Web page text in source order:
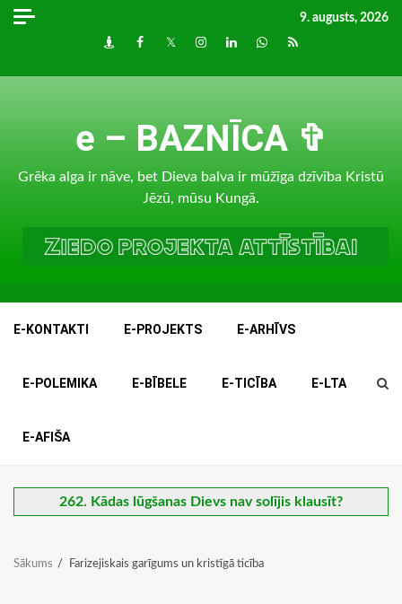
Skip
9. augusts, 2026
DraugiemFacebook
TwitterInstagram
LinkedInwhatsapp
RSS
e – BAZNĪCA ✞
Grēka alga ir nāve, bet Dieva balva ir mūžīga dzīvība Kristū
Jēzū, mūsu Kungā.
E-KONTAKTI E-PROJEKTS E-ARHĪVS
E-POLEMIKA E-BĪBELE E-TICĪBA E-LTA
E-AFIŠA
262. Kādas lūgšanas Dievs nav solījis klausīt?
Sākums Farizejiskais garīgums un kristīgā ticība